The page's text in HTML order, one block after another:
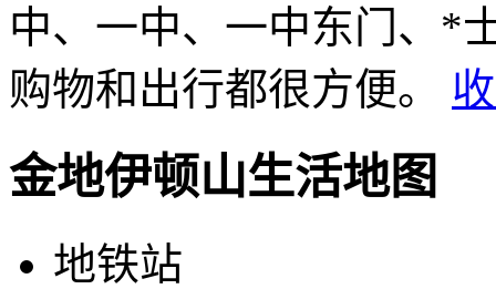
中、一中、一中东门、*
购物和出行都很方便。
金地伊顿山生活地图
地铁站